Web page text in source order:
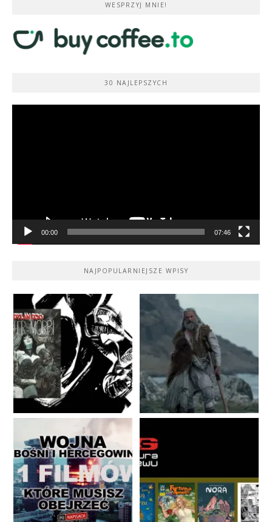
WESPRZYJ MNIE!
30 NAJLEPSZYCH
00:00 07:46
NAJPOPULARNIEJSZE WPISY